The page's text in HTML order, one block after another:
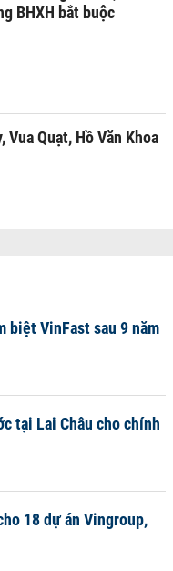
BHXH bắt buộc
Quạt, Hồ Văn Khoa
biệt VinFast sau 9 năm
tại Lai Châu cho chính
18 dự án Vingroup,